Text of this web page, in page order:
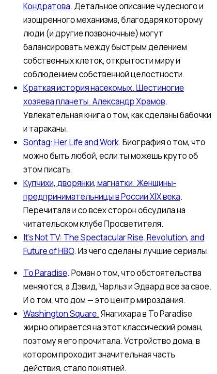
Кондратова. Детальное описание чудесного и
изощренного механизма, благодаря которому
люди (и другие позвоночные) могут
балансировать между быстрым делением
собственных клеток, открытости миру и
соблюдением собственной целостности.
Краткая история насекомых. Шестиногие
хозяева планеты. Александр Храмов.
Увлекательная книга о том, как сделаны бабочки
и тараканы.
Sontag: Her Life and Work. Биография о том, что
можно быть любой, если ты можешь круто об
этом писать.
Купчихи, дворянки, магнатки. Женщины-
предпринимательницы в России XIX века.
Перечитала и со всех сторон обсудила на
читательском клубе Просветителя.
It’s Not TV: The Spectacular Rise, Revolution, and
Future of HBO. Из чего сделаны лучшие сериалы.
To Paradise. Роман о том, что обстоятельства
меняются, а Дэвид, Чарльз и Эдвард все за свое.
И о том, что дом — это центр мироздания.
Washington Square. Янагихара в To Paradise
жирно опирается на этот классический роман,
поэтому я его прочитала. Устройство дома, в
котором проходит значительная часть
действия, стало понятней.